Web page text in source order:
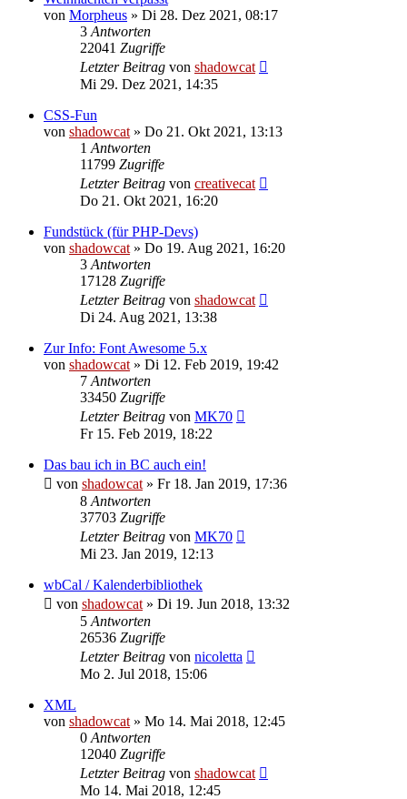
von Morpheus » Di 28. Dez 2021, 08:17
3 Antworten
22041 Zugriffe
Letzter Beitrag von shadowcat
Mi 29. Dez 2021, 14:35
CSS-Fun
von shadowcat » Do 21. Okt 2021, 13:13
1 Antworten
11799 Zugriffe
Letzter Beitrag von creativecat
Do 21. Okt 2021, 16:20
Fundstück (für PHP-Devs)
von shadowcat » Do 19. Aug 2021, 16:20
3 Antworten
17128 Zugriffe
Letzter Beitrag von shadowcat
Di 24. Aug 2021, 13:38
Zur Info: Font Awesome 5.x
von shadowcat » Di 12. Feb 2019, 19:42
7 Antworten
33450 Zugriffe
Letzter Beitrag von MK70
Fr 15. Feb 2019, 18:22
Das bau ich in BC auch ein!
von shadowcat » Fr 18. Jan 2019, 17:36
8 Antworten
37703 Zugriffe
Letzter Beitrag von MK70
Mi 23. Jan 2019, 12:13
wbCal / Kalenderbibliothek
von shadowcat » Di 19. Jun 2018, 13:32
5 Antworten
26536 Zugriffe
Letzter Beitrag von nicoletta
Mo 2. Jul 2018, 15:06
XML
von shadowcat » Mo 14. Mai 2018, 12:45
0 Antworten
12040 Zugriffe
Letzter Beitrag von shadowcat
Mo 14. Mai 2018, 12:45